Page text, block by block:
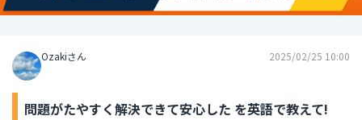
Ozakiさん 2025/02/25 10:00
問題がたやすく解決できて安心した を英語で教えて!